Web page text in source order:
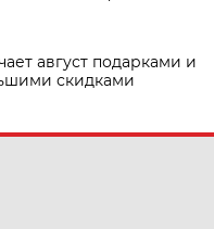
август подарками и
скидками